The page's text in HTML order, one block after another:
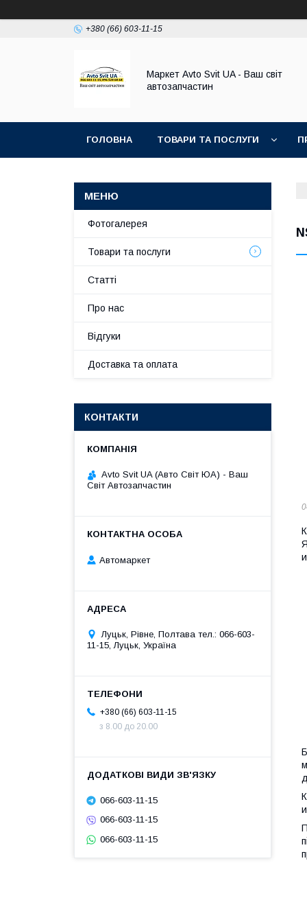
+380 (66) 603-11-15
Маркет Avto Svit UA - Ваш світ
автозапчастин
ГОЛОВНА ТОВАРИ ТА ПОСЛУГИ
Фотогалерея
Товари та послуги
Статті
Про нас
Відгуки
Доставка та оплата
КОНТАКТИ
Avto Svit UA (Авто Світ ЮА) - Ваш
Світ Автозапчастин
Автомаркет
Луцьк, Рівне, Полтава тел.: 066-603-
11-15, Луцьк, Україна
+380 (66) 603-11-15
з 8.00 до 20.00
066-603-11-15
066-603-11-15
066-603-11-15